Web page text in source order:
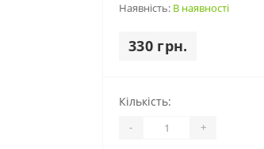
Наявність: В наявності
330 грн.
Кількість:
- +